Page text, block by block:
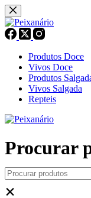
Pular
para
o
conteúdo
Produtos Doce
Vivos Doce
Produtos
Vivos Salgada
Repteis
Procurar
×